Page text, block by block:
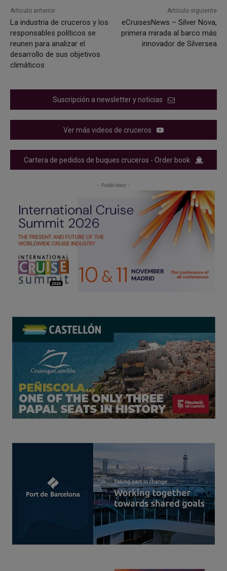
Artículo anterior
La industria de cruceros y los
responsables políticos se
reunen para analizar el
desarrollo de sus objetivos
climáticos
Artículo siguiente
eCruisesNews – Silver Nova,
primera mirada al barco más
innovador de Silversea
Suscripción a newsletter y noticias
Ver más videos de cruceros
Cartera de pedidos de buques cruceros - Order book
- Publicidad -